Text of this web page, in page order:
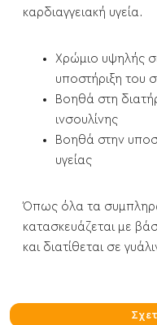
καρδιαγγειακή υγεία.
Χρώμιο υψηλής
υποστήριξη του
Βοηθά στη
ινσουλίνης
Βοηθά στην
υγείας
Όπως όλα τα
κατασκευάζεται με
και διατίθεται σε